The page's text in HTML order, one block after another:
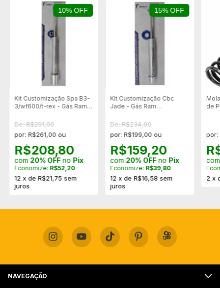
10% OFF
Kit Customização Spa B3-
3/wf600/t-rex - Gás Ram
De: R$291,00
por: R$261,00 ou
R$208,80
com 20% OFFno Pix
Economize: R$52,20
12 x de R$21,75 sem
juros
15% OFF
Kit Customização Cbc
Jade - Gás Ram
De: R$234,90
por: R$199,00 ou
R$159,20
com 20% OFFno Pix
Economize: R$39,80
12 xdeR$16,58 sem
juros
de
por:
2 x
NAVEGAÇÃO